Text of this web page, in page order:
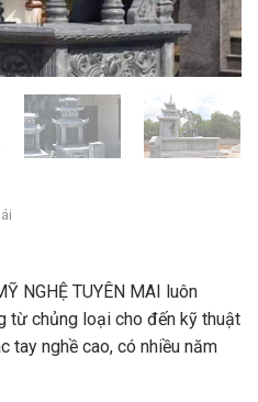
NGHỆ TUYÊN MAI luôn
từ chủng loại cho đến kỹ thuật
tay nghề cao, có nhiều năm